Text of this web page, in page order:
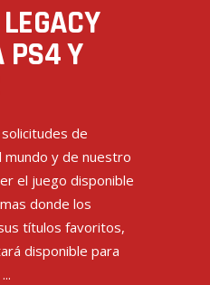
LEGACY
PS4 Y
de
y de nuestro
el juego disponible
donde los
títulos favoritos,
disponible para